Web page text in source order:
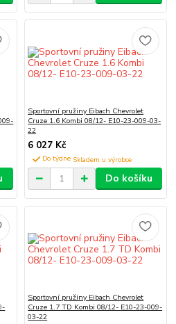
Sportovní pružiny Eibach Chevrolet
Cruze 1.6 Kombi 08/12- E10-23-009-03-
22
6 027 Kč
Do týdne
Do košíku
Sportovní pružiny Eibach Chevrolet
Cruze 1.7 TD Kombi 08/12- E10-23-009-
03-22